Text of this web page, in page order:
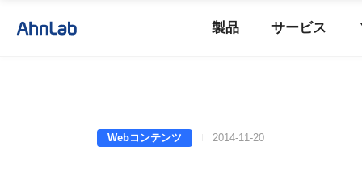
製品 サービス
Webコンテンツ 2014-11-20